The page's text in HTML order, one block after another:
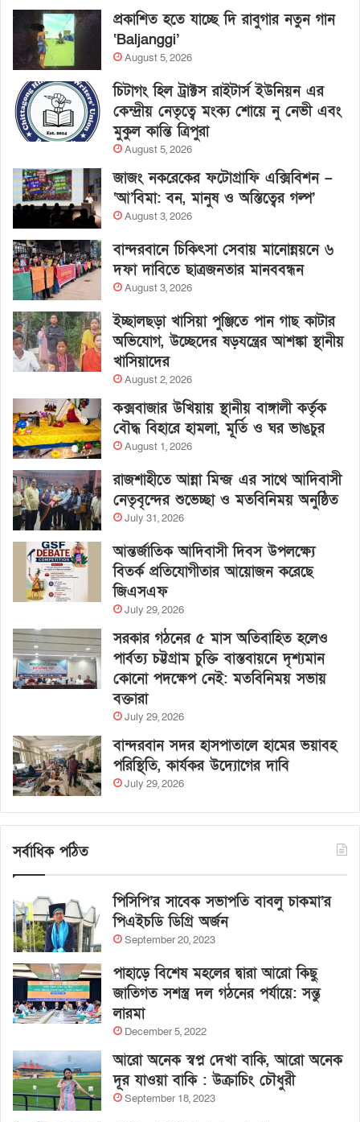
প্রকাশিত হতে যাচ্ছে দি রাবুগার নতুন গান
‘Baljanggi’
August 5, 2026
চিটাগং হিল ট্রাক্টস রাইটার্স ইউনিয়ন এর
কেন্দ্রীয় নেতৃত্বে মংক্য শোয়ে নু নেভী এবং
মুকুল কান্তি ত্রিপুরা
August 5, 2026
জাজং নকরেকের ফটোগ্রাফি এক্সিবিশন –
‘আ’বিমা: বন, মানুষ ও অস্তিত্বের গল্প’
August 3, 2026
বান্দরবানে চিকিৎসা সেবায় মানোন্নয়নে ৬
দফা দাবিতে ছাত্রজনতার মানববন্ধন
August 3, 2026
ইচ্ছালছড়া খাসিয়া পুঞ্জিতে পান গাছ কাটার
অভিযোগ, উচ্ছেদের ষড়যন্ত্রের আশঙ্কা স্থানীয়
খাসিয়াদের
August 2, 2026
কক্সবাজার উখিয়ায় স্থানীয় বাঙ্গালী কর্তৃক
বৌদ্ধ বিহারে হামলা, মূর্তি ও ঘর ভাঙচুর
August 1, 2026
রাজশাহীতে আন্না মিন্জ এর সাথে আদিবাসী
নেতৃবৃন্দের শুভেচ্ছা ও মতবিনিময় অনুষ্ঠিত
July 31, 2026
আন্তর্জাতিক আদিবাসী দিবস উপলক্ষ্যে
বিতর্ক প্রতিযোগীতার আয়োজন করেছে
জিএসএফ
July 29, 2026
সরকার গঠনের ৫ মাস অতিবাহিত হলেও
পার্বত্য চট্টগ্রাম চুক্তি বাস্তবায়নে দৃশ্যমান
কোনো পদক্ষেপ নেই: মতবিনিময় সভায়
বক্তারা
July 29, 2026
বান্দরবান সদর হাসপাতালে হামের ভয়াবহ
পরিস্থিতি, কার্যকর উদ্যোগের দাবি
July 29, 2026
সর্বাধিক পঠিত
পিসিপি’র সাবেক সভাপতি বাবলু চাকমা’র
পিএইচডি ডিগ্রি অর্জন
September 20, 2023
পাহাড়ে বিশেষ মহলের দ্বারা আরো কিছু
জাতিগত সশস্ত্র দল গঠনের পর্যায়ে: সন্তু
লারমা
December 5, 2022
আরো অনেক স্বপ্ন দেখা বাকি, আরো অনেক
দূর যাওয়া বাকি : উক্রাচিং চৌধুরী
September 18, 2023